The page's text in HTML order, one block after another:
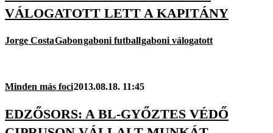
VÁLOGATOTT LETT A KAPITÁNY
Jorge CostaGabongaboni futballgaboni válogatott
Minden más foci2013.08.18. 11:45
EDZŐSORS: A BL-GYŐZTES VÉDŐ